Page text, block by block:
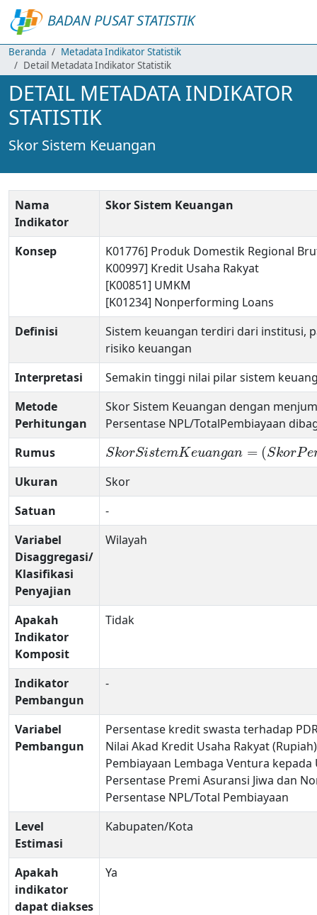
BADAN PUSAT STATISTIK
Beranda
Metadata Indikator Statistik
Detail Metadata Indikator Statistik
DETAIL METADATA INDIKATOR
STATISTIK
Skor Sistem Keuangan
Nama
Indikator
Skor Sistem Keuangan
Konsep
K01776] Produk Domestik Regional
K00997] Kredit Usaha Rakyat
[K00851] UMKM
[K01234] Nonperforming Loans
Definisi
Sistem keuangan terdiri dari institusi,
risiko keuangan
Interpretasi
Semakin tinggi nilai pilar sistem
Metode
Perhitungan
Skor Sistem Keuangan dengan
Persentase NPL/TotalPembiayaan
Rumus
SkorSistemKeuangan = (SkorPe
Ukuran
Skor
Satuan
-
Variabel
Disaggregasi/
Klasifikasi
Penyajian
Wilayah
Apakah
Indikator
Komposit
Tidak
Indikator
Pembangun
-
Variabel
Pembangun
Persentase kredit swasta terhadap
Nilai Akad Kredit Usaha Rakyat (Rupiah)
Pembiayaan Lembaga Ventura
Persentase Premi Asuransi Jiwa dan
Persentase NPL/Total Pembiayaan
Level
Estimasi
Kabupaten/Kota
Apakah
indikator
dapat diakses
Ya